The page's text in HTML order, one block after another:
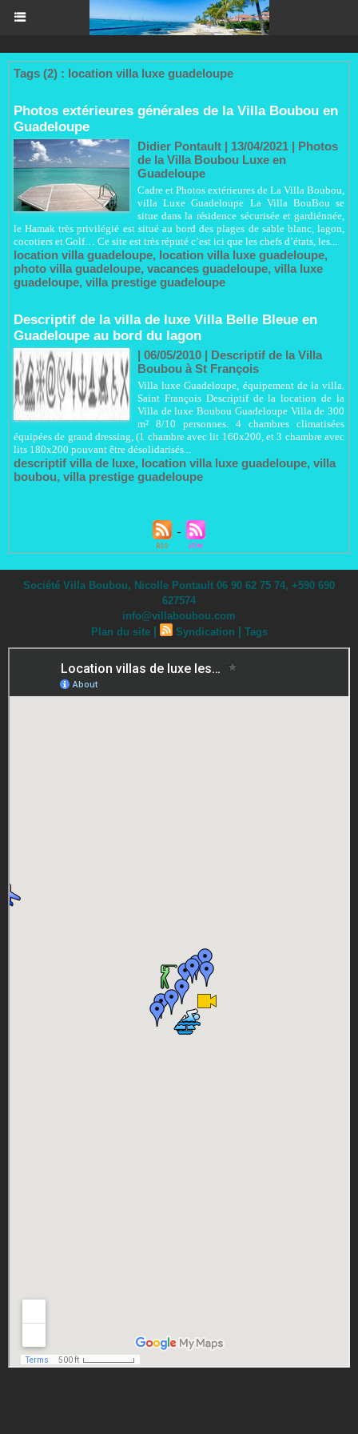
Tags (2) : location villa luxe guadeloupe
Photos extérieures générales de la Villa Boubou en
Guadeloupe
Didier Pontault | 13/04/2021 | Photos
de la Villa Boubou Luxe en
Guadeloupe
Cadre et Photos extérieures de La Villa Boubou,
villa Luxe Guadeloupe La Villa BouBou se
situe dans la résidence sécurisée et gardiénnée,
le Hamak très privilégié est situé au bord des plages de sable blanc, lagon,
cocotiers et Golf… Ce site est très réputé c’est ici que les chefs d’états, les...
location villa guadeloupe, location villa luxe guadeloupe,
photo villa guadeloupe, vacances guadeloupe, villa luxe
guadeloupe, villa prestige guadeloupe
Descriptif de la villa de luxe Villa Belle Bleue en
Guadeloupe au bord du lagon
| 06/05/2010 | Descriptif de la Villa
Boubou à St François
Villa luxe Guadeloupe, équipement de la villa.
Saint François Descriptif de la location de la
Villa de luxe Boubou Guadeloupe Villa de 300
m² 8/10 personnes. 4 chambres climatisées
équipées de grand dressing, (1 chambre avec lit 160x200, et 3 chambre avec
lits 180x200 pouvant être désolidarisés...
descriptif villa de luxe, location villa luxe guadeloupe, villa
boubou, villa prestige guadeloupe
Société Villa Boubou, Nicolle Pontault 06 90 62 75 74, +590 690
627574
info@villaboubou.com
Plan du site | Syndication | Tags